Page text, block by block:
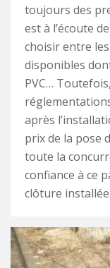
toujours des
est à l’écoute
choisir entre
disponibles
PVC…
après
prix de la pose
toute la
confiance à ce
clôture